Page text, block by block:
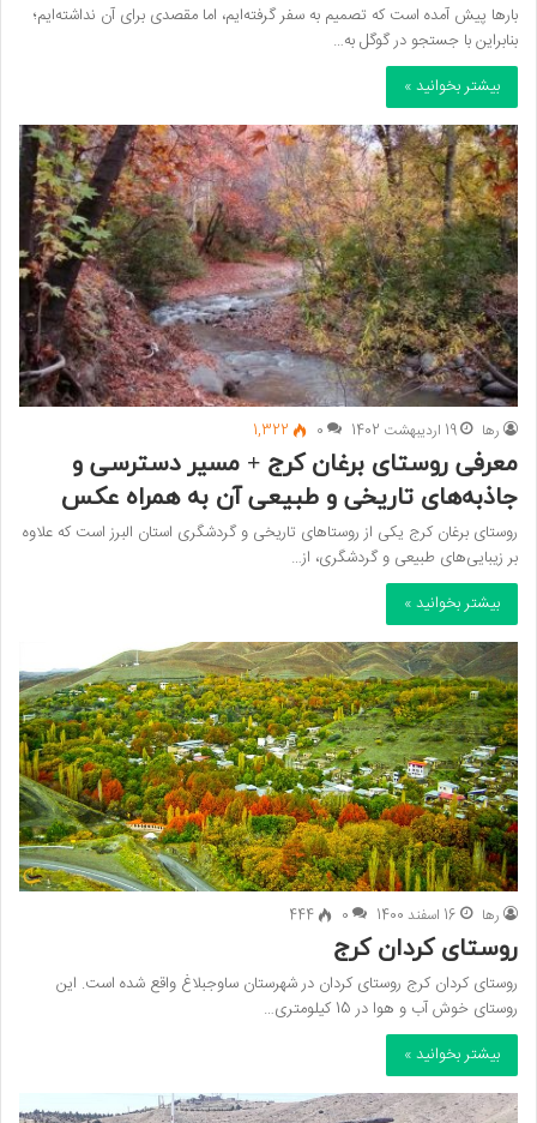
بارها پیش آمده است که تصمیم به سفر گرفته‌ایم، اما مقصدی برای آن نداشته‌ایم؛
بنابراین با جستجو در گوگل به…
بیشتر بخوانید »
رها 19 اردیبهشت 1402 0
1,322
معرفی روستای برغان کرج + مسیر دسترسی و
جاذبه‌های تاریخی و طبیعی آن به همراه عکس
روستای برغان کرج یکی از روستا‌های تاریخی و گردشگری استان البرز است که علاوه
بر زیبایی‌های طبیعی و گردشگری، از…
بیشتر بخوانید »
رها 16 اسفند 1400 0
444
روستای کردان کرج
روستای کردان کرج روستای کردان در شهرستان ساوجبلاغ واقع شده است. این
روستای خوش آب و هوا در 15 کیلومتری…
بیشتر بخوانید »